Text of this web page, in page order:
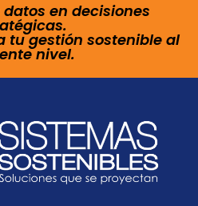
en decisiones
tu gestión sostenible al
nivel.